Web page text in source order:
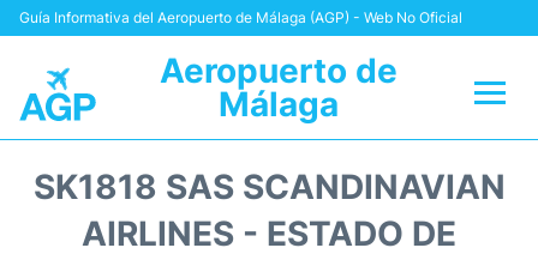
Guía Informativa del Aeropuerto de Málaga (AGP) - Web No Oficial
Aeropuerto de
Málaga
SK1818 SAS SCANDINAVIAN
AIRLINES - ESTADO DE